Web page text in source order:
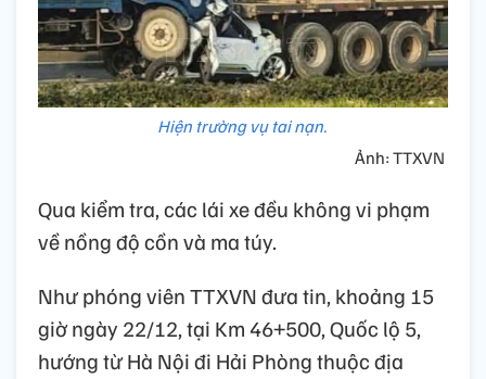
Hiện trường vụ tai nạn.
Ảnh: TTXVN
Qua kiểm tra, các lái xe đều không vi phạm
về nồng độ cồn và ma túy.
Như phóng viên TTXVN đưa tin, khoảng 15
giờ ngày 22/12, tại Km 46+500, Quốc lộ 5,
hướng từ Hà Nội đi Hải Phòng thuộc địa